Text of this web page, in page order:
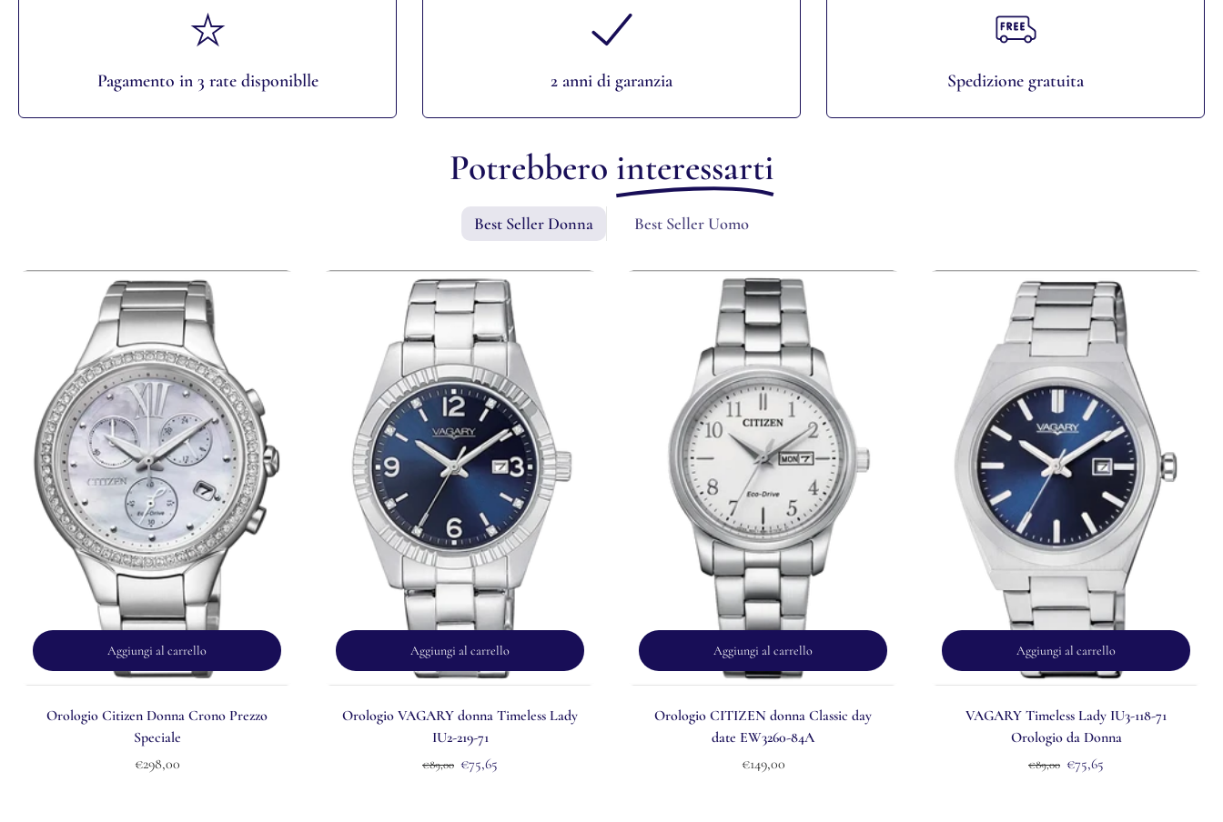
Pagamento in 3 rate disponiblle 2 anni di garanzia Spedizione gratuita
Potrebbero interessarti
Best Seller Donna Best Seller Uomo
Aggiungi al carrello
Orologio Citizen Donna Crono Prezzo
Speciale
€298,00
Aggiungi al carrello
Orologio VAGARY donna Timeless Lady
IU2-219-71
€89,00 €75,65
Aggiungi al carrello
Orologio CITIZEN donna Classic day
date EW3260-84A
€149,00
Aggiungi al carrello
VAGARY Timeless Lady IU3-118-71
Orologio da Donna
€89,00 €75,65